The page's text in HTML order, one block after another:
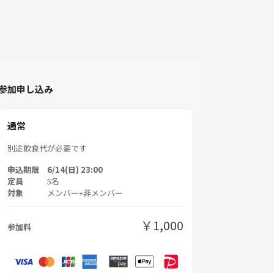
加申し込み
通常
別途飲食代が必要です
申込期限 6/14(日) 23:00
定員 5名
対象 メンバー+非メンバー
参加料 ￥1,000